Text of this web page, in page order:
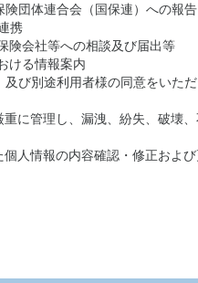
険団体連合会（国保連）への報
携
険会社等への相談及び届出等
ける情報案内
び別途利用者様の同意をいた
に管理し、漏洩、紛失、破壊
人情報の内容確認・修正およ